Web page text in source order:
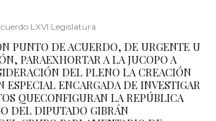
LXVI Legislatura
PUNTO DE ACUERDO, DE URGENTE U
PARAEXHORTAR A LA JUCOPO A
DEL PLENO LA CREACIÓN
ESPECIAL ENCARGADA DE INVESTIGAR
QUECONFIGURAN LA REPÚBLICA
DEL DIPUTADO GIBRÁN